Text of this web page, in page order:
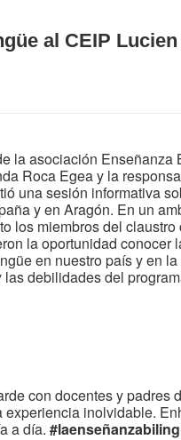
al CEIP
la asociación Enseñanza
Roca Egea y la
una sesión informativa
y en Aragón. En un
los miembros del
la oportunidad conocer
en nuestro país y en
las debilidades del
con docentes y padres
inolvidable.
a día.